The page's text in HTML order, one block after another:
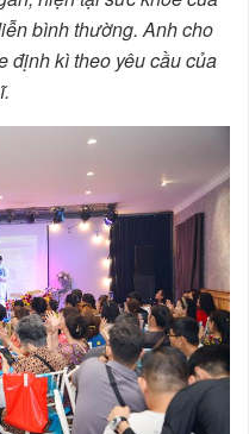
bình thường. Anh cho
định kì theo yêu cầu của